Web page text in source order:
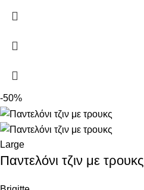
-50%
Large
Παντελόνι τζιν με τρουκς